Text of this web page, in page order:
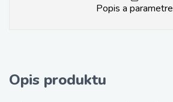
Popis a parametre
Opis produktu